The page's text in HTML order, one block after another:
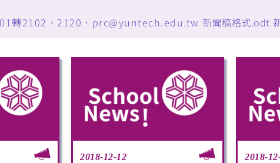
轉2102、2120．prc@yuntech.edu.tw 新聞稿格式.odt
2018-12-12 2018-